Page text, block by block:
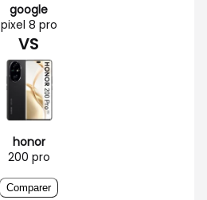
google
pixel 8 pro
VS
honor
200 pro
Comparer